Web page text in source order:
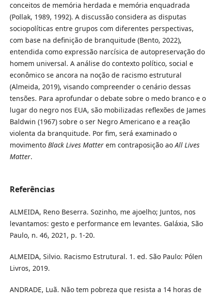
conceitos de memória herdada e memória enquadrada
(Pollak, 1989, 1992). A discussão considera as disputas
sociopolíticas entre grupos com diferentes perspectivas,
com base na definição de branquitude (Bento, 2022),
entendida como expressão narcísica de autopreservação do
homem universal. A análise do contexto político, social e
econômico se ancora na noção de racismo estrutural
(Almeida, 2019), visando compreender o cenário dessas
tensões. Para aprofundar o debate sobre o medo branco e o
lugar do negro nos EUA, são mobilizadas reflexões de James
Baldwin (1967) sobre o ser Negro Americano e a reação
violenta da branquitude. Por fim, será examinado o
movimento Black Lives Matterem contraposição aoAll Lives
Matter.
Referências
ALMEIDA, Reno Beserra. Sozinho, me ajoelho; Juntos, nos
levantamos: gesto e performance em levantes. Galáxia, São
Paulo, n. 46, 2021, p. 1-20.
ALMEIDA, Silvio. Racismo Estrutural. 1. ed. São Paulo: Pólen
Livros, 2019.
ANDRADE, Luã. Não tem pobreza que resista a 14 horas de